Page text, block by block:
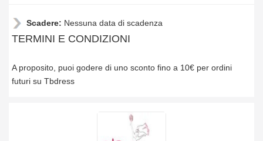
Scadere: Nessuna data di scadenza
TERMINI E CONDIZIONI
A proposito, puoi godere di uno sconto fino a 10€ per ordini
futuri su Tbdress